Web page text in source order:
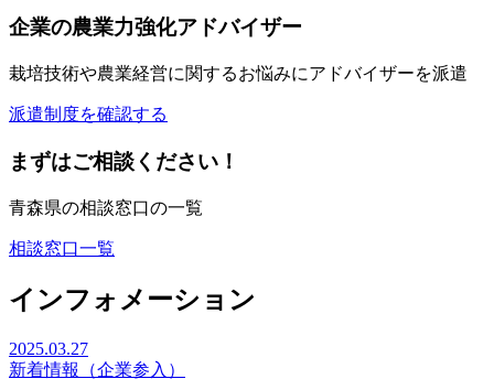
企業の農業力強化アドバイザー
栽培技術や農業経営に関するお悩みにアドバイザーを派遣
派遣制度を確認する
まずはご相談ください！
青森県の相談窓口の一覧
相談窓口一覧
インフォメーション
2025.03.27
新着情報（企業参入）